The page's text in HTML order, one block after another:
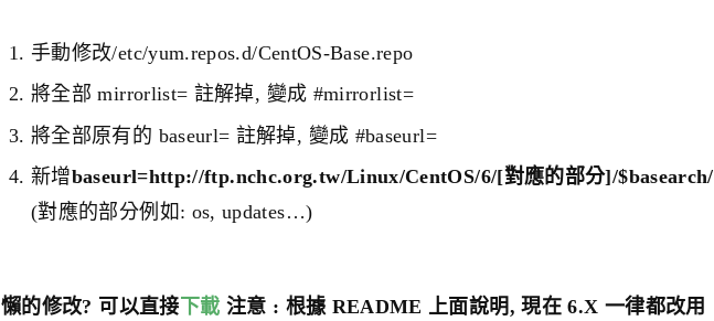
手動修改/etc/yum.repos.d/CentOS-Base.repo
將全部 mirrorlist= 註解掉, 變成 #mirrorlist=
將全部原有的 baseurl= 註解掉, 變成 #baseurl=
新增baseurl=http://ftp.nchc.org.tw/Linux/CentOS/6/[對應的部分]/$basearch/
(對應的部分例如: os, updates…)
懶的修改? 可以直接 下載 注意 : 根據 README 上面說明, 現在 6.X 一律都改用